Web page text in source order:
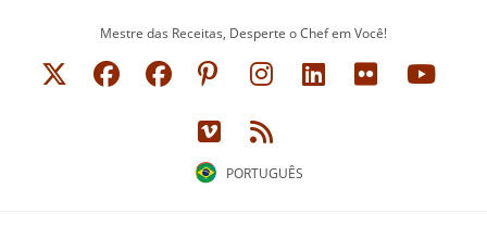
Mestre das Receitas, Desperte o Chef em Você!
PORTUGUÊS